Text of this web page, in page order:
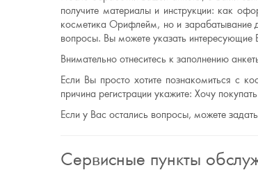
получите материалы и инструкции: как
косметика Орифлейм, но и зарабатывание
вопросы. Вы можете указать интересующие
Внимательно отнеситесь к заполнению
Если Вы просто хотите познакомиться с
причина регистрации укажите: Хочу
Если у Вас остались вопросы, можете
Сервисные пункты